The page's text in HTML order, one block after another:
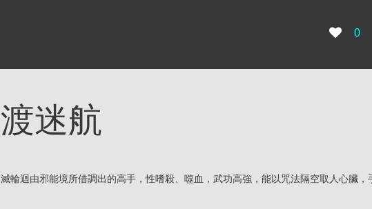
瀏覽數：
0
渡迷航
滅輪迴由邪能境所借調出的高手，性嗜殺、噬血，武功高強，能以咒法隔空取人心臟，